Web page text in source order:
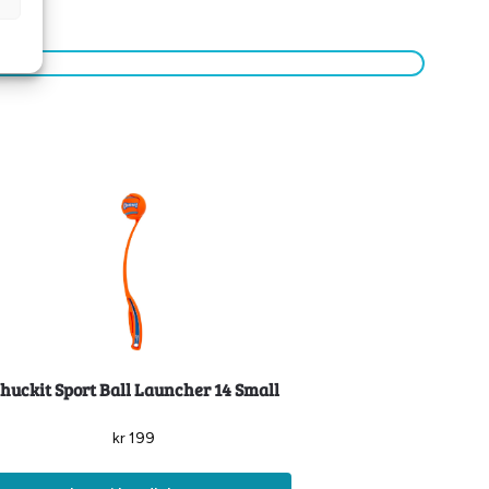
Sport Ball Launcher 14 Small
kr199